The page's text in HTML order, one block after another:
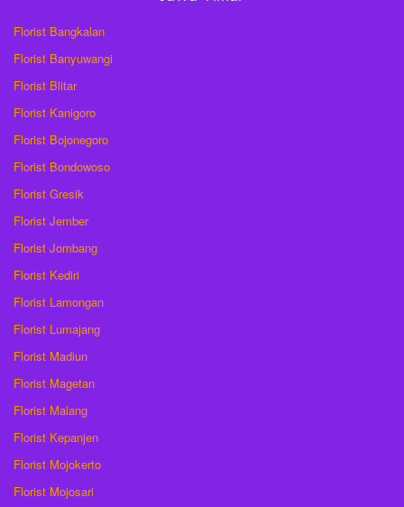
Florist Bangkalan
Florist Banyuwangi
Florist Blitar
Florist Kanigoro
Florist Bojonegoro
Florist Bondowoso
Florist Gresik
Florist Jember
Florist Jombang
Florist Kediri
Florist Lamongan
Florist Lumajang
Florist Madiun
Florist Magetan
Florist Malang
Florist Kepanjen
Florist Mojokerto
Florist Mojosari